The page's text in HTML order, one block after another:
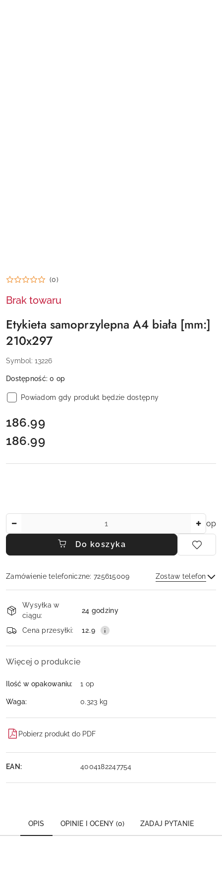
(0)
Brak towaru
Etykieta samoprzylepna A4 biała [mm:]
210x297
Symbol: 13226
Dostępność:0 op
Powiadom gdy produkt będzie dostępny
cena:
186.99
Cena:
186.99
op
Do koszyka
Zamówienie telefoniczne: 725615009 Zostaw telefon
i
dostawa
Wysyłka w
ciągu:
24 godziny
Cena przesyłki: 12.9
Więcej o produkcie
Ilość w opakowaniu: 1 op
Waga: 0.323 kg
Pobierz produkt do PDF
EAN: 4004182247754
OPIS OPINIE I OCENY (0) ZADAJ PYTANIE